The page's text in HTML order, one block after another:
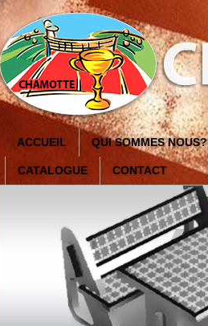
ACCUEIL QUI SOMMES NOUS?
CATALOGUE CONTACT